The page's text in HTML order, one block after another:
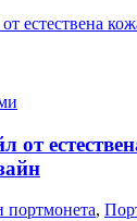
от
портмонета,